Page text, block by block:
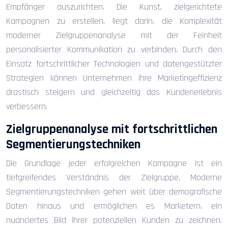
Empfänger auszurichten. Die Kunst, zielgerichtete
Kampagnen zu erstellen, liegt darin, die Komplexität
moderner Zielgruppenanalyse mit der Feinheit
personalisierter Kommunikation zu verbinden. Durch den
Einsatz fortschrittlicher Technologien und datengestützter
Strategien können Unternehmen ihre Marketingeffizienz
drastisch steigern und gleichzeitig das Kundenerlebnis
verbessern.
Zielgruppenanalyse mit fortschrittlichen
Segmentierungstechniken
Die Grundlage jeder erfolgreichen Kampagne ist ein
tiefgreifendes Verständnis der Zielgruppe. Moderne
Segmentierungstechniken gehen weit über demografische
Daten hinaus und ermöglichen es Marketern, ein
nuanciertes Bild ihrer potenziellen Kunden zu zeichnen.